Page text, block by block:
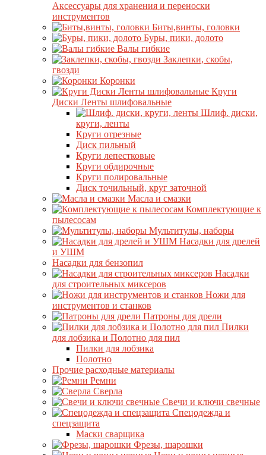
Аксессуары для хранения и переноски
инструментов
Биты,винты, головки
Буры, пики, долото
Валы гибкие
Заклепки, скобы,
гвозди
Коронки
Круги
Диски Ленты шлифовальные
Шлиф. диски,
круги, ленты
Круги отрезные
Диск пильный
Круги лепестковые
Круги обдирочные
Круги полировальные
Диск точильный, круг заточной
Масла и смазки
Комплектующие к
пылесосам
Мультитулы, наборы
Насадки для дрелей
и УШМ
Насадки для бензопил
Насадки
для строительных миксеров
Ножи для
инструментов и станков
Патроны для дрели
Пилки
для лобзика и Полотно для пил
Пилки для лобзика
Полотно
Прочие расходные материалы
Ремни
Сверла
Свечи и ключи свечные
Спецодежда и
спецзащита
Маски сварщика
Фрезы, шарошки